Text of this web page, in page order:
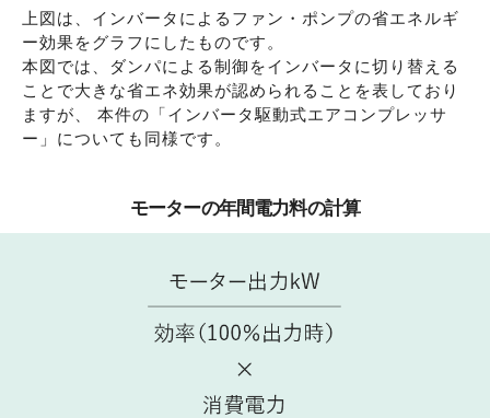
上図は、インバータによるファン・ポンプの省エネルギ
ー効果をグラフにしたものです。
本図では、ダンパによる制御をインバータに切り替える
ことで大きな省エネ効果が認められることを表しており
ますが、
本件の「インバータ駆動式エアコンプレッサ
ー」についても同様です。
モーターの年間電力料の計算